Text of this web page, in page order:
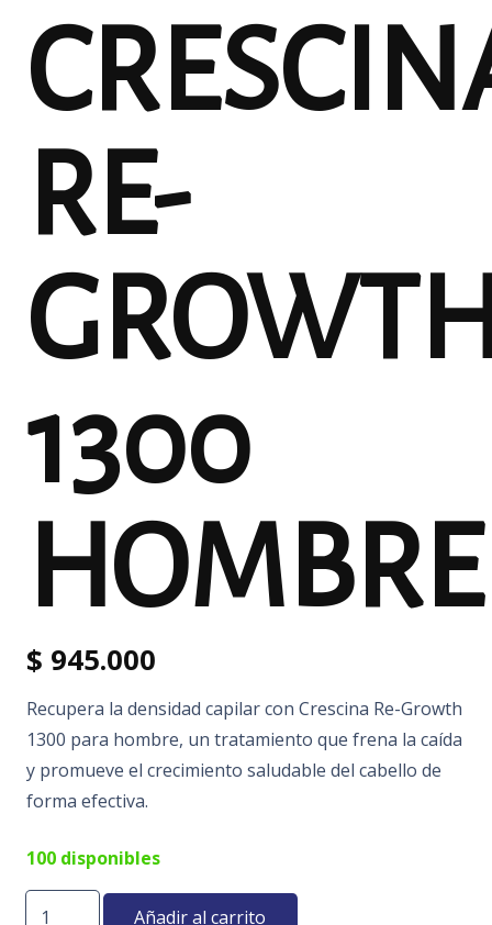
RE-
1300
HOMBRE
$ 945.000
Recupera la densidad capilar con Crescina Re-Growth
1300 para hombre, un tratamiento que frena la caída
y promueve el crecimiento saludable del cabello de
forma efectiva.
100 disponibles
Crescina®
Añadir al carrito